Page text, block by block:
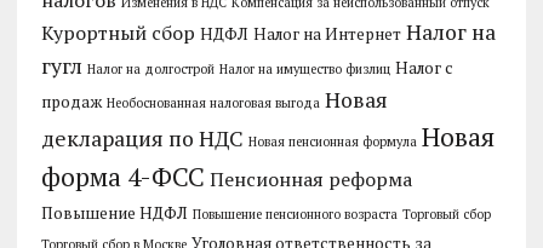
Курортный сбор НДФЛ Налог на Интернет Налог на
гугл Налог на долгострой Налог на имущество физлиц Налог с
продаж Необоснованная налоговая выгода Новая
декларация по НДС Новая пенсионная формула Новая
форма 4-ФСС Пенсионная реформа
Повышение НДФЛ Повышение пенсионного возраста Торговый сбор
Торговый сбор в Москве Уголовная ответственность за